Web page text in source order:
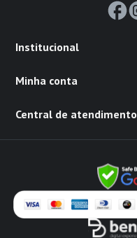
Institucional
Minha conta
Central de atendimento